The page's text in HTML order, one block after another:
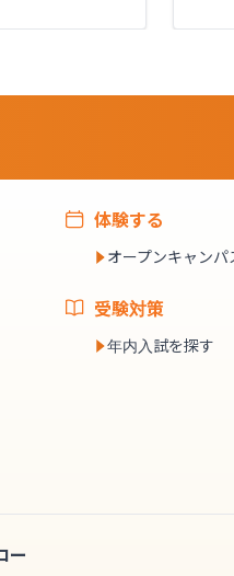
体験する
オープンキャンパ
受験対策
年内入試を探す
ー